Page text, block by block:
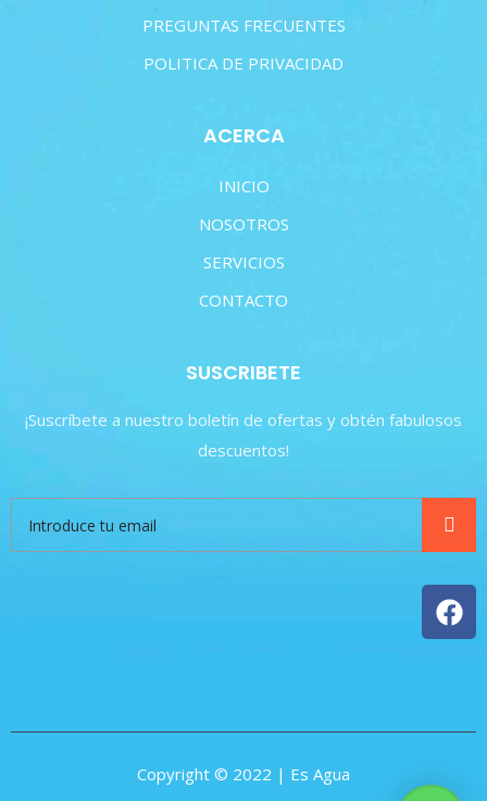
PREGUNTAS FRECUENTES
POLITICA DE PRIVACIDAD
ACERCA
INICIO
NOSOTROS
SERVICIOS
CONTACTO
SUSCRIBETE
¡Suscríbete a nuestro boletín de ofertas y obtén fabulosos
descuentos!
Copyright © 2022 | Es Agua